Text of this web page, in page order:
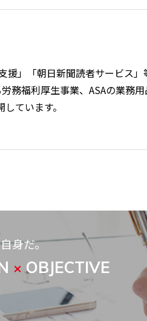
援」「朝日新聞読者サービス
務福利厚生事業、ASAの業務
ています。
身だ。
× OBJECTIVE